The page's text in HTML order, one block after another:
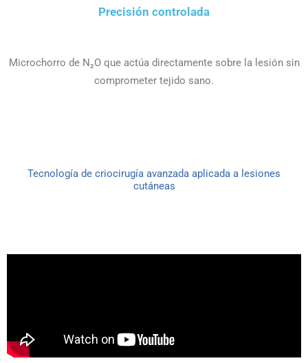
Precisión controlada
Microchorro de N₂O que actúa directamente sobre la lesión sin
comprometer tejido sano.
Tecnología de criocirugía avanzada aplicada a lesiones
cutáneas